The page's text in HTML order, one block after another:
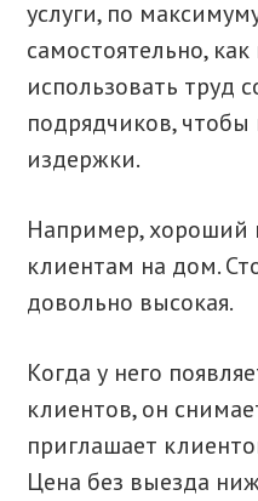
услуги, по
самостоятельно,
использовать труд
подрядчиков,
издержки.
Например, хороший
клиентам на дом.
довольно высокая.
Когда у него
клиентов, он
приглашает
Цена без выезда